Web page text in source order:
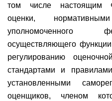
том числе настоящим
оценки,
уполномоченного
осуществляющего
регулированию
стандартами и
установленными
оценщиков, членом